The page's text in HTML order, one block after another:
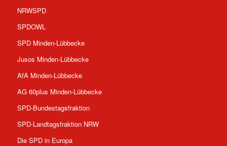
NRWSPD
SPDOWL
SPD Minden-Lübbecke
Jusos Minden-Lübbecke
AfA Minden-Lübbecke
AG 60plus Minden-Lübbecke
SPD-Bundestagsfraktion
SPD-Landtagsfraktion NRW
Die SPD in Europa